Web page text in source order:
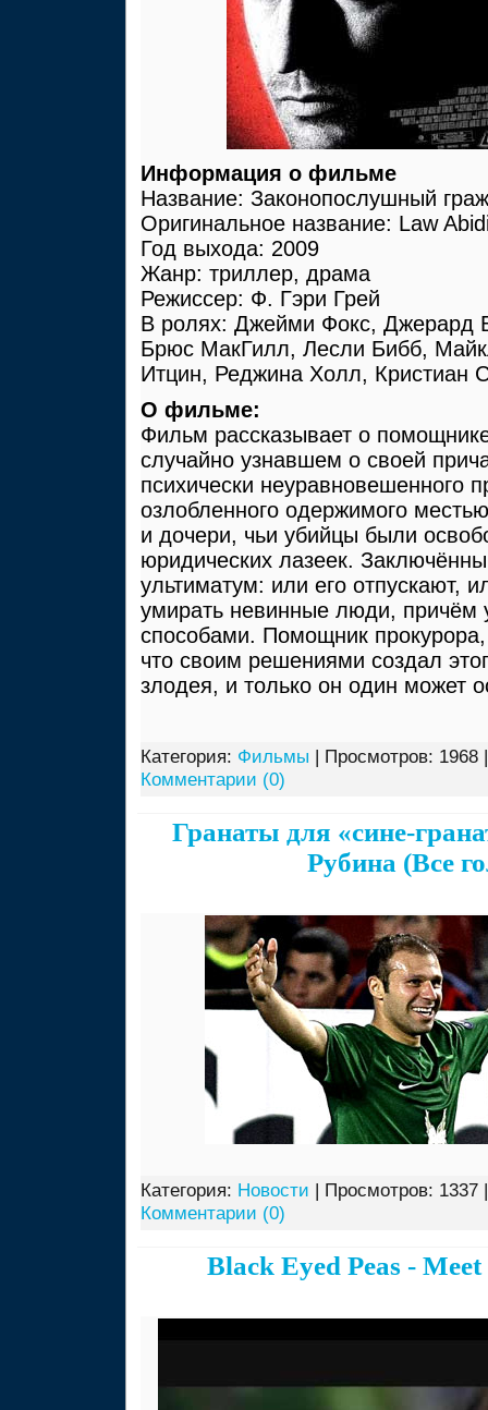
Информация о фильме
Название: Законопослушный
Оригинальное название: Law
Год выхода: 2009
Жанр: триллер, драма
Режиссер: Ф. Гэри Грей
В ролях: Джейми Фокс, Джерард
Брюс МакГилл, Лесли Бибб,
Итцин, Реджина Холл, Кристиан
О фильме:
Фильм рассказывает о
случайно узнавшем о своей
психически неуравновешенного
озлобленного одержимого
и дочери, чьи убийцы были
юридических лазеек.
ультиматум: или его отпускают,
умирать невинные люди, причём
способами. Помощник прокурора,
что своим решениями создал
злодея, и только он один может
Категория: Фильмы | Просмотров: 1968
Комментарии (0)
Гранаты для «сине-
Рубина (Все
Категория: Новости | Просмотров: 1337
Комментарии (0)
Black Eyed Peas -